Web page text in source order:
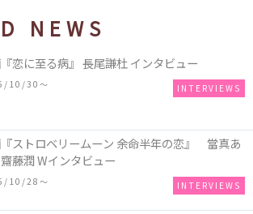
NEWS
映画『恋に至る病』 長尾謙杜 インタビュー
10/30〜 INTERVIEWS
ストロベリームーン 余命半年の恋』 當真あ
藤潤 Wインタビュー
10/28〜 INTERVIEWS